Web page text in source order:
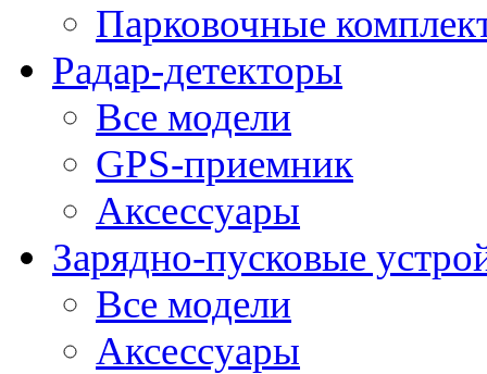
Парковочные
Радар-детекторы
Все модели
GPS-приемник
Аксессуары
Зарядно-пусковые
Все модели
Аксессуары